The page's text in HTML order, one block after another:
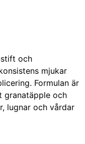
och
mjukar
Formulan är
granatäpple och
lugnar och vårdar